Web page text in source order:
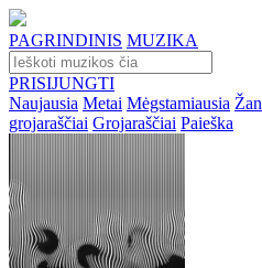
PAGRINDINIS MUZIKA
PRISIJUNGTI
Naujausia Metai Mėgstamiausia
grojaraščiai Grojaraščiai Paieška